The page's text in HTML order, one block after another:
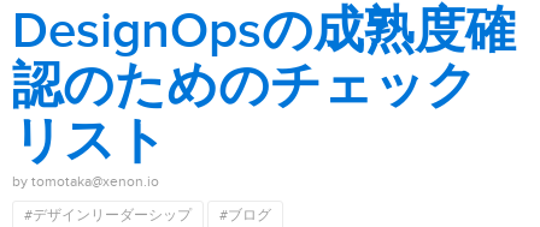
DesignOpsの成熟度確
認のためのチェック
リスト
by tomotaka@xenon.io
#デザインリーダーシップ
#ブログ